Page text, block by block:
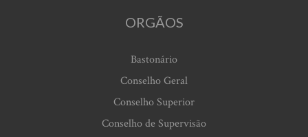
ORGÃOS
Bastonário
Conselho Geral
Conselho Superior
Conselho de Supervisão